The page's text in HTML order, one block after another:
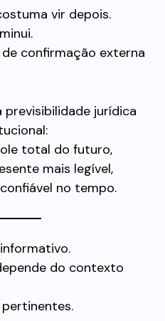
vir depois.
confirmação externa
previsibilidade jurídica
total do futuro,
mais legível,
no tempo.
do contexto